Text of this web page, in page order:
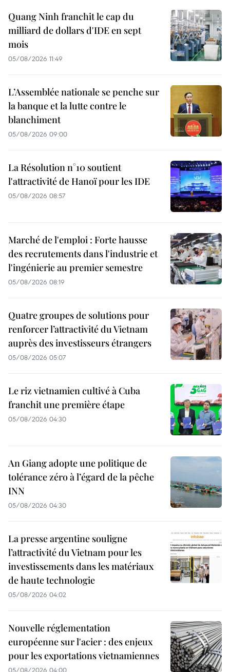
Quang Ninh franchit le cap du
milliard de dollars d'IDE en sept
mois
05/08/2026 11:49
L’Assemblée nationale se penche sur
la banque et la lutte contre le
blanchiment
05/08/2026 09:00
La Résolution n°10 soutient
l'attractivité de Hanoï pour les IDE
05/08/2026 08:57
Marché de l'emploi : Forte hausse
des recrutements dans l'industrie et
l'ingénierie au premier semestre
05/08/2026 08:19
Quatre groupes de solutions pour
renforcer l’attractivité du Vietnam
auprès des investisseurs étrangers
05/08/2026 05:07
Le riz vietnamien cultivé à Cuba
franchit une première étape
05/08/2026 04:30
An Giang adopte une politique de
tolérance zéro à l’égard de la pêche
INN
05/08/2026 04:30
La presse argentine souligne
l’attractivité du Vietnam pour les
investissements dans les matériaux
de haute technologie
05/08/2026 04:02
Nouvelle réglementation
européenne sur l'acier : des enjeux
pour les exportations vietnamiennes
05/08/2026 04:00